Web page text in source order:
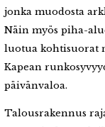
jonka muodosta
Näin myös piha-
luotua kohtisuorat
Kapean
päivänvaloa.
Talousrakennus